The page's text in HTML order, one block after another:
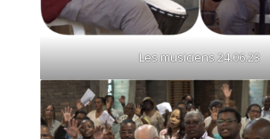
Les musiciens 24.06.23